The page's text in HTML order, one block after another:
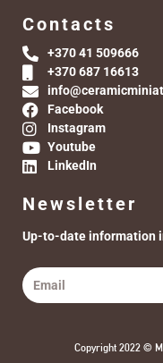
Contacts
+370 41 509666
+370 687 16613
Facebook
Instagram
Youtube
LinkedIn
Newsletter
Up-to-date information
Copyright 2022 ©